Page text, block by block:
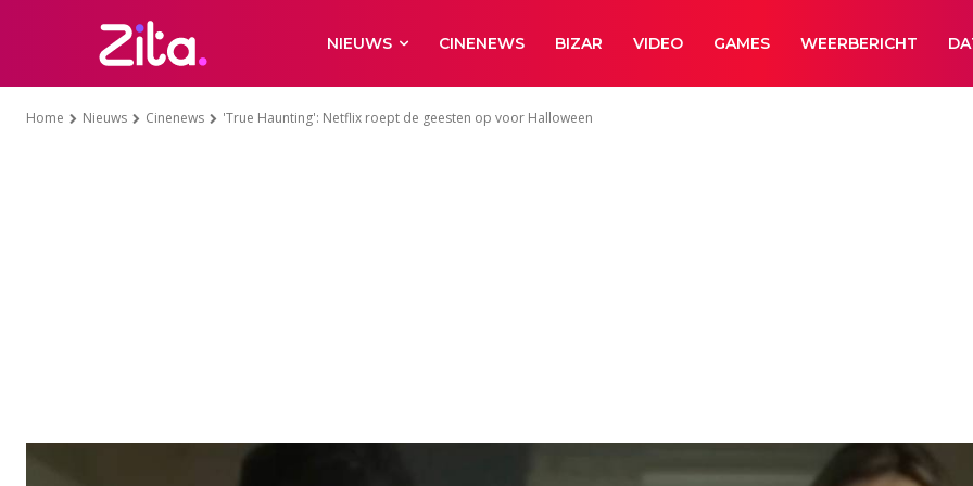
NIEUWS CINENEWS BIZAR VIDEO GAMES WEERBERICHT
Home Nieuws Cinenews 'True Haunting': Netflix roept de geesten op voor Halloween